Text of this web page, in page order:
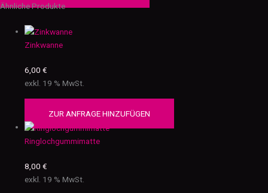
Ähnliche Produkte
Zinkwanne
6,00€
exkl. 19 % MwSt.
ZUR ANFRAGE HINZUFÜGEN
Ringlochgummimatte
8,00€
exkl. 19 % MwSt.